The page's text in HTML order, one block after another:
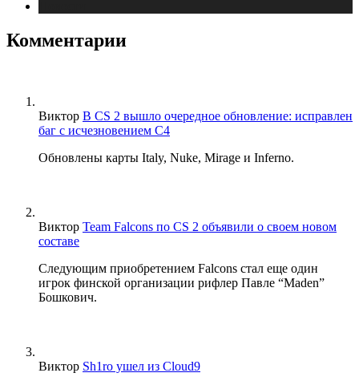
Комментарии
Виктор В CS 2 вышло очередное обновление: исправлен
баг с исчезновением C4
Обновлены карты Italy, Nuke, Mirage и Inferno.
Виктор Team Falcons по CS 2 объявили о своем новом
составе
Следующим приобретением Falcons стал еще один
игрок финской организации рифлер Павле “Maden”
Бошкович.
Виктор Sh1ro ушел из Cloud9